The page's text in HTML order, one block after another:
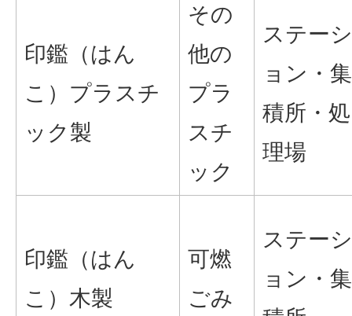
印鑑（はん
こ）プラスチ
ック製
その
他の
プラ
スチ
ック
ステーシ
ョン・集
積所・処
理場
印鑑（はん
こ）木製
可燃
ごみ
ステーシ
ョン・集